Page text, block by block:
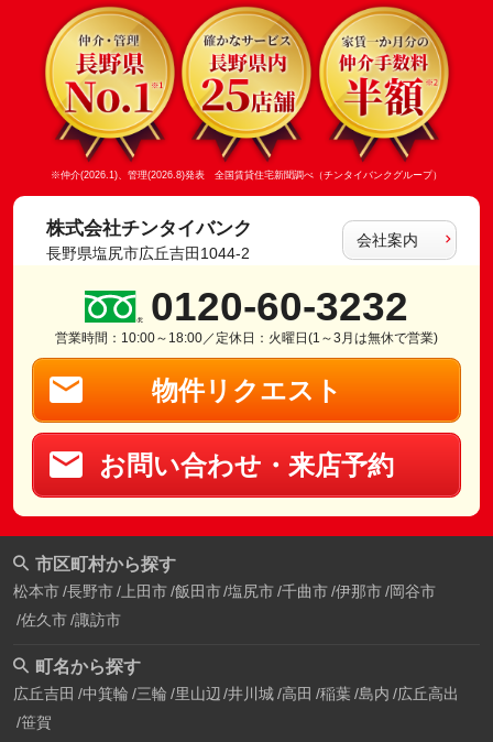
※仲介(2026.1)、管理(2026.8)発表 全国賃貸住宅新聞調べ（チンタイバンクグループ）
株式会社チンタイバンク
長野県塩尻市広丘吉田1044-2
会社案内
0120-60-3232
営業時間：10:00～18:00／定休日：火曜日(1～3月は無休で営業)
物件リクエスト
お問い合わせ・来店予約
市区町村から探す
松本市 長野市 上田市 飯田市 塩尻市 千曲市 伊那市 岡谷市
佐久市 諏訪市
町名から探す
広丘吉田 中箕輪 三輪 里山辺 井川城 高田 稲葉 島内 広丘高出
笹賀